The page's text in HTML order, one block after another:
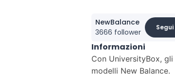
NewBalance
3666 follower
Segui
Informazioni
Con UniversityBox,
modelli New Balance.